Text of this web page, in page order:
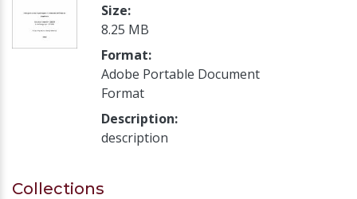
Size:
8.25 MB
Format:
Adobe Portable Document
Format
Description:
description
Collections